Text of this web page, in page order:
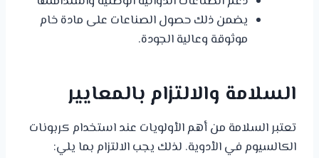
يضمن ذلك حصول الصناعات على مادة خام
موثوقة وعالية الجودة.
السلامة والالتزام بالمعايير
تعتبر السلامة من أهم الأولويات عند استخدام كربونات
الكالسيوم في الأدوية. لذلك يجب الالتزام بما يلي: